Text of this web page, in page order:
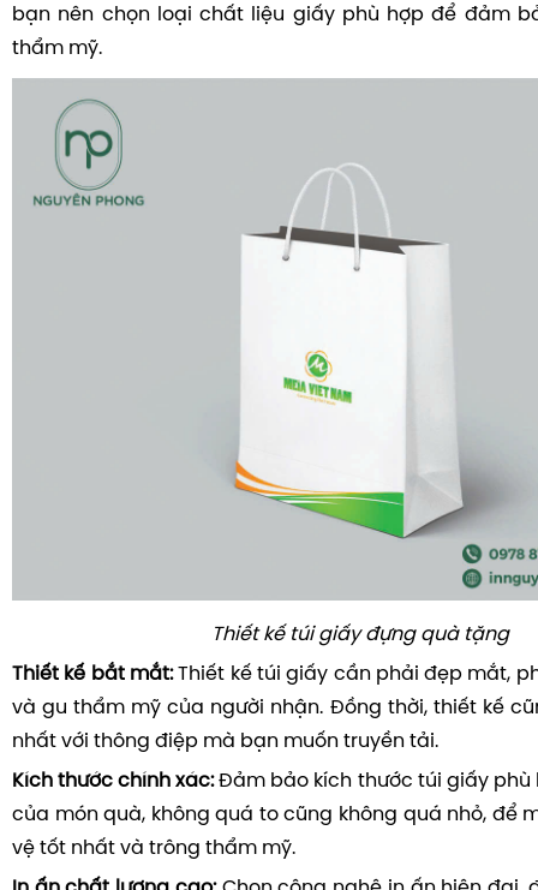
bạn nên chọn loại chất liệu giấy phù hợp để đảm
thẩm mỹ.
Thiết kế túi giấy đựng quà tặng
Thiết kế bắt mắt:Thiết kế túi giấy cần phải đẹp mắt,
và gu thẩm mỹ của người nhận. Đồng thời, thiết kế
nhất với thông điệp mà bạn muốn truyền tải.
Kích thước chính xác:Đảm bảo kích thước túi giấy phù
của món quà, không quá to cũng không quá nhỏ, để
vệ tốt nhất và trông thẩm mỹ.